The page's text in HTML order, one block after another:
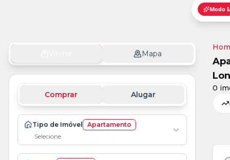
Mapa
Comprar Alugar
Tipo de Imóvel
Apartamento
Selecione
0